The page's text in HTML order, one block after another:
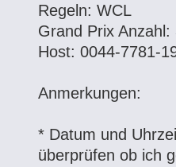
Regeln: WCL
Grand Prix Anzahl:
Host: 0044-7781-
Anmerkungen:
* Datum und
überprüfen ob ich